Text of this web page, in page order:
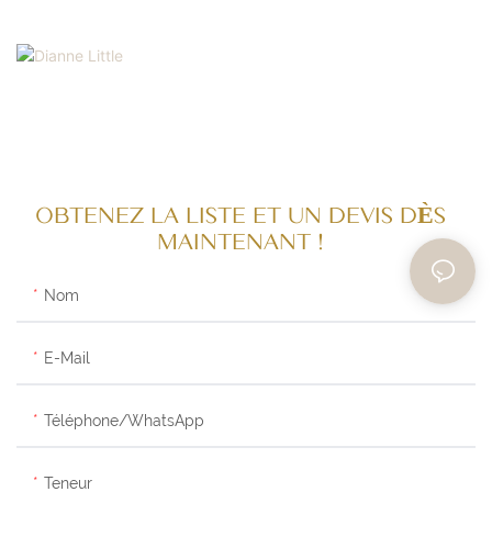
OBTENEZ LA LISTE ET UN DEVIS DÈS
MAINTENANT !
Nom
E-Mail
Téléphone/WhatsApp
Teneur